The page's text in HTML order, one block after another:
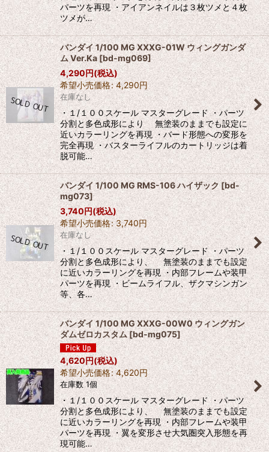
パーツを再現 ・アイアンネイルは３枚ツメと４枚
ツメが…
バンダイ 1/100 MG XXXG-01W ウィングガンダ
ム Ver.Ka[bd-mg069]
4,290円(税込)
希望小売価格: 4,290円
在庫なし
・１/１００スケール マスターグレード ・パーツ
分割と多色成形により 無塗装のままでも設定に
近いカラーリングを再現 ・バード形態への変形を
完全再現 ・バスターライフルのカートリッジは着
脱可能…
バンダイ 1/100 MG RMS-106 ハイザック [bd-
mg073]
3,740円(税込)
希望小売価格: 3,740円
在庫なし
・１/１００スケール マスターグレード ・パーツ
分割と多色成形により、 無塗装のままでも設定
に近いカラーリングを再現 ・内部フレームや装甲
パーツを再現 ・ビームライフル、ザクマシンガン
等、各…
バンダイ 1/100 MG XXXG-00W0 ウィングガン
ダムゼロカスタム [bd-mg075]
4,620円(税込)
希望小売価格: 4,620円
在庫数 1個
・１/１００スケール マスターグレード ・パーツ
分割と多色成形により、 無塗装のままでも設定
に近いカラーリングを再現 ・内部フレームや装甲
パーツを再現 ・翼を変形させ大気圏突入形態を再
現可能…